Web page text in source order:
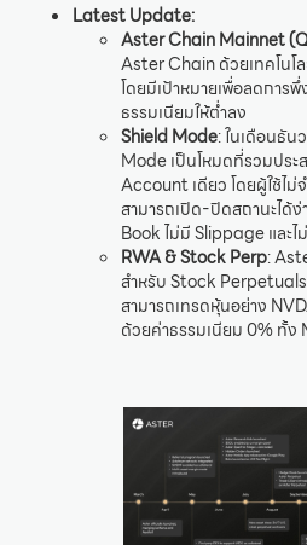
Latest Update:
Aster Chain Mainnet
Aster Chain ด้วยเทคโน
โดยมีเป้าหมายเพื่อลดการ
ธรรมเนียมให้ต่ำลง
Shield Mode: ในเดือนธัน
Mode เป็นโหมดที่รวมประ
Account เดียว โดยผู้ใช้ไม่
สามารถเปิด-ปิดสถานะได้
Book ไม่มี Slippage และ
RWA & Stock Perp:
สำหรับ Stock Perpetuals
สามารถเทรดหุ้นอย่าง
ด้วยค่าธรรมเนียม 0% ทั้ง